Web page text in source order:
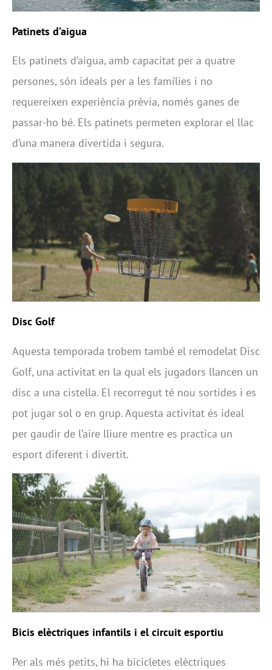
Patinets d’aigua
Els patinets d’aigua, amb capacitat per a quatre
persones, són ideals per a les famílies i no
requereixen experiència prèvia, només ganes de
passar-ho bé. Els patinets permeten explorar el llac
d’una manera divertida i segura.
Disc Golf
Aquesta temporada trobem també el remodelat Disc
Golf, una activitat en la qual els jugadors llancen un
disc a una cistella. El recorregut té nou sortides i es
pot jugar sol o en grup. Aquesta activitat és ideal
per gaudir de l’aire lliure mentre es practica un
esport diferent i divertit.
Bicis elèctriques infantils i el circuit esportiu
Per als més petits, hi ha bicicletes elèctriques